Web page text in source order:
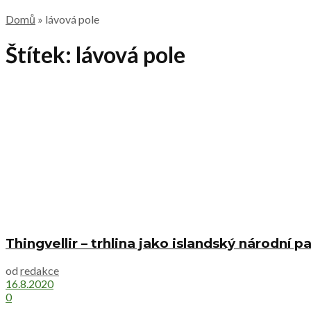
Domů » lávová pole
Štítek: lávová pole
Thingvellir – trhlina jako islandský národní
od redakce
16.8.2020
0